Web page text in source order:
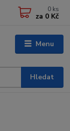
Menu
Hledat
0 ks
za 0 Kč